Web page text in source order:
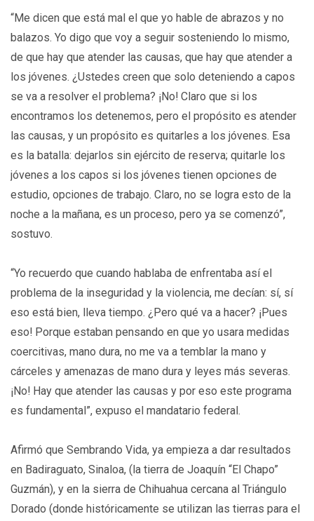
“Me dicen que está mal el que yo hable de abrazos y no
balazos. Yo digo que voy a seguir sosteniendo lo mismo,
de que hay que atender las causas, que hay que atender a
los jóvenes. ¿Ustedes creen que solo deteniendo a capos
se va a resolver el problema? ¡No! Claro que si los
encontramos los detenemos, pero el propósito es atender
las causas, y un propósito es quitarles a los jóvenes. Esa
es la batalla: dejarlos sin ejército de reserva; quitarle los
jóvenes a los capos si los jóvenes tienen opciones de
estudio, opciones de trabajo. Claro, no se logra esto de la
noche a la mañana, es un proceso, pero ya se comenzó”,
sostuvo.
“Yo recuerdo que cuando hablaba de enfrentaba así el
problema de la inseguridad y la violencia, me decían: sí, sí
eso está bien, lleva tiempo. ¿Pero qué va a hacer? ¡Pues
eso! Porque estaban pensando en que yo usara medidas
coercitivas, mano dura, no me va a temblar la mano y
cárceles y amenazas de mano dura y leyes más severas.
¡No! Hay que atender las causas y por eso este programa
es fundamental”, expuso el mandatario federal.
Afirmó que Sembrando Vida, ya empieza a dar resultados
en Badiraguato, Sinaloa, (la tierra de Joaquín “El Chapo”
Guzmán), y en la sierra de Chihuahua cercana al Triángulo
Dorado (donde históricamente se utilizan las tierras para el